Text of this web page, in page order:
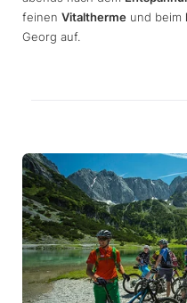
feinen Vitaltherme und beim
Georg auf.